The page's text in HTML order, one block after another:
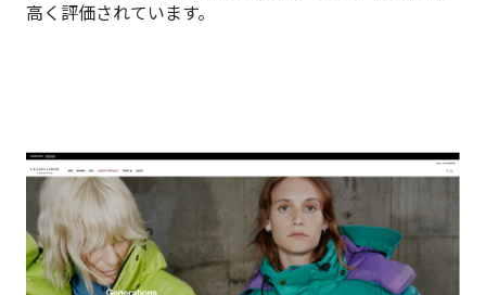
高く評価されています。